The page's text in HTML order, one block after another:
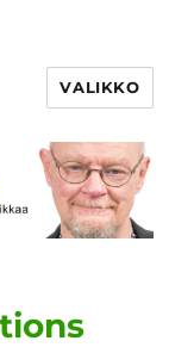
VALIKKO